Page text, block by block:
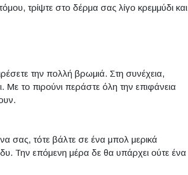
τρίψτε στο δέρμα σας λίγο κρεμμύδι και
την πολλή βρωμιά. Στη συνέχεια,
Με το πιρούνι περάστε όλη την επιφάνεια
σας, τότε βάλτε σε ένα μπολ μερικά
Την επόμενη μέρα δε θα υπάρχει ούτε ένα